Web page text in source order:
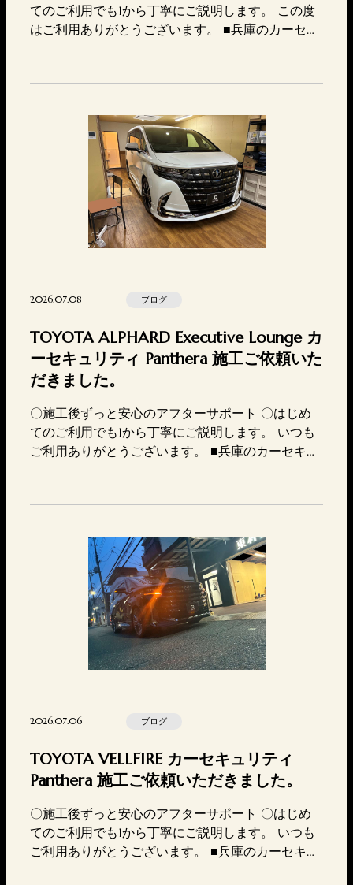
てのご利用でも1から丁寧にご説明します。 この度
はご利用ありがとうございます。 ■兵庫のカーセキ
0846兵庫県神戸市灘区岩屋北町2丁目4-7営業時間
2026.07.08 ブログ
TOYOTA ALPHARD Executive Lounge カ
ーセキュリティ Panthera 施工ご依頼いた
だきました。
〇施工後ずっと安心のアフターサポート 〇はじめ
てのご利用でも1から丁寧にご説明します。 いつも
ご利用ありがとうございます。 ■兵庫のカーセキュ
6兵庫県神戸市灘区岩屋北町2丁目4-7営業時間 10:
2026.07.06 ブログ
TOYOTA VELLFIRE カーセキュリティ
Panthera 施工ご依頼いただきました。
〇施工後ずっと安心のアフターサポート 〇はじめ
てのご利用でも1から丁寧にご説明します。 いつも
ご利用ありがとうございます。 ■兵庫のカーセキュ